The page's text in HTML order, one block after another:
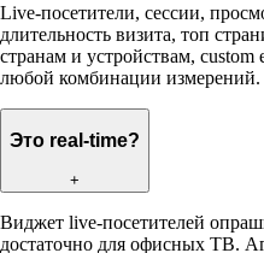
Live-посетители, сессии,
длительность визита, топ
странам и устройствам,
любой комбинации измерений.
Это real-time?
+
Виджет live-посетителей
достаточно для офисных ТВ.